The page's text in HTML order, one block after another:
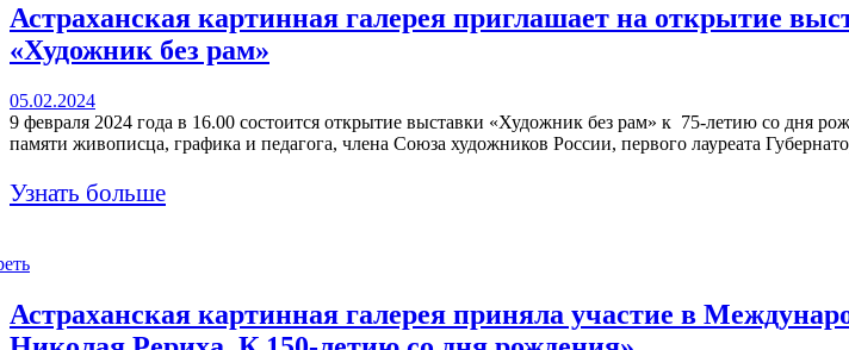
Астраханская картинная галерея приглашает на открытие
«Художник без рам»
05.02.2024
9 февраля 2024 года в 16.00 состоится открытие выставки «Художник без рам» к 75-летию со дня
памяти живописца, графика и педагога, члена Союза художников России, первого лауреата
Узнать больше
Астраханская картинная галерея приняла участие в